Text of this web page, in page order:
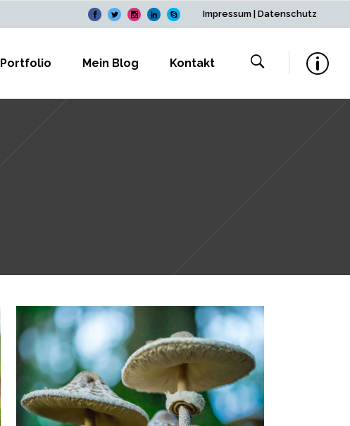
Impressum Datenschutz
Portfolio Mein Blog Kontakt